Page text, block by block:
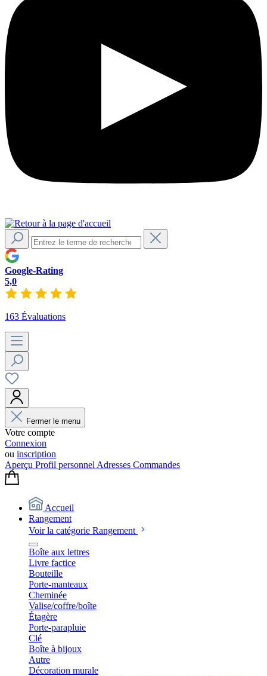
Google-Rating
5,0
163 Évaluations
Fermer le menu
Votre compte
Connexion
ou inscription
Aperçu Profil personnel Adresses Commandes
Accueil
Rangement
Voir la catégorie Rangement
Boîte aux lettres
Livre factice
Bouteille
Porte-manteaux
Cheminée
Valise/coffre/boîte
Étagère
Porte-parapluie
Clé
Boîte à bijoux
Autre
Décoration murale